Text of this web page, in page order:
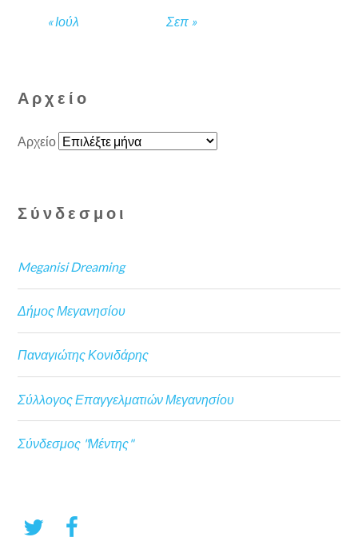
« Ιούλ Σεπ »
Αρχείο
Αρχείο
Σύνδεσμοι
Meganisi Dreaming
Δήμος Μεγανησίου
Παναγιώτης Κονιδάρης
Σύλλογος Επαγγελματιών Μεγανησίου
Σύνδεσμος "Μέντης"